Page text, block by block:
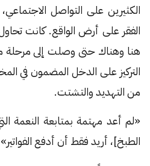
الكثيرين على التواصل
الفقر على أرض الواقع. كانت
هنا وهناك حتى وصلت إلى
التركيز على الدخل المضمون في
من التهديد والتشتت.
«لم أعد مهتمة بمتابعة النعمة
الطبخ]، أريد فقط أن أدفع